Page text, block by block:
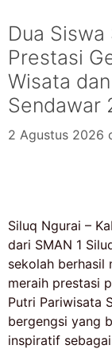
Dua Siswa
Prestasi
Wisata
Sendawar
2 Agustus 2026
Siluq Ngurai –
dari SMAN 1
sekolah berhasil
meraih prestasi
Putri Pariwisata
bergengsi yang
inspiratif